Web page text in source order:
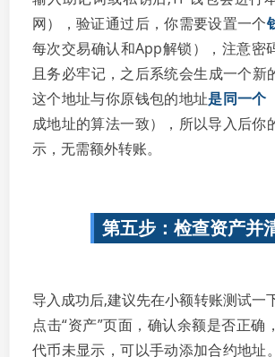
网），验证通过后，你需要设置一个
每次交易确认和App解锁），注意密
且务必牢记，之后系统会生成一个
这个地址与你原钱包的地址是同一个
成地址的算法一致），所以导入后你
示，无需额外转账。
第五步：检查资产并
导入成功后,建议先在小额转账测试一
点击“资产”页面，确认余额是否正确
代币未显示，可以手动添加合约地址